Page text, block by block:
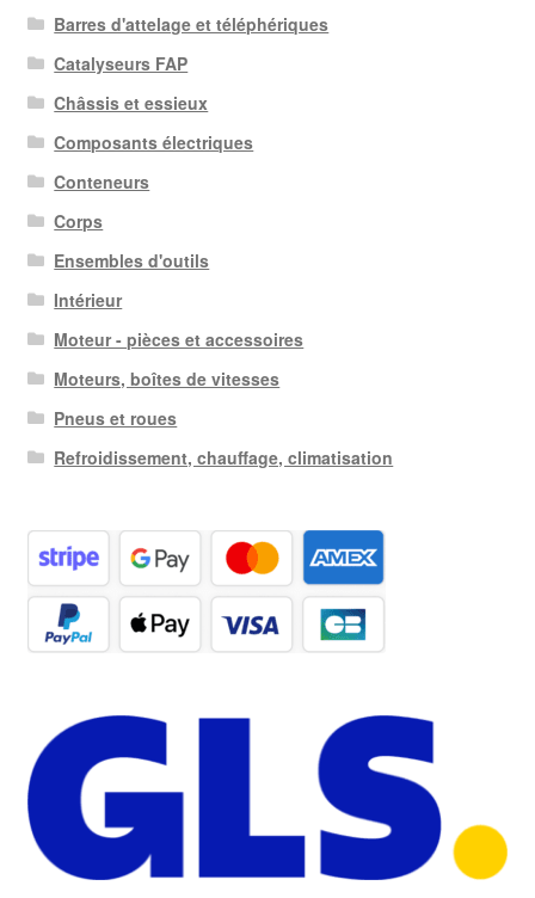
récent
au
plus
ancien
Barres d'attelage et téléphériques
Catalyseurs FAP
Châssis et essieux
Composants électriques
Conteneurs
Corps
Ensembles d'outils
Intérieur
Moteur - pièces et accessoires
Moteurs, boîtes de vitesses
Pneus et roues
Refroidissement, chauffage, climatisation